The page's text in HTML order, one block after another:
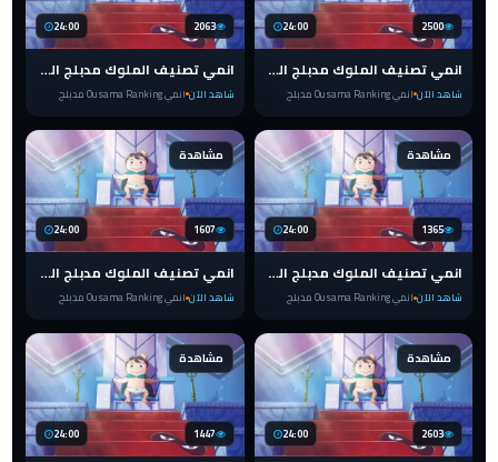
24:00 2500
انمي تصنيف الملوك مدبلج الحلقة 23 Ranking of Kings
شاهد الآن انمي Ousama Ranking مدبلج
24:00 2063
انمي تصنيف الملوك مدبلج الحلقة 22 Ranking of Kings
شاهد الآن انمي Ousama Ranking مدبلج
مشاهدة
24:00 1365
انمي تصنيف الملوك مدبلج الحلقة 21 Ranking of Kings
شاهد الآن انمي Ousama Ranking مدبلج
مشاهدة
24:00 1607
انمي تصنيف الملوك مدبلج الحلقة 20 Ranking of Kings
شاهد الآن انمي Ousama Ranking مدبلج
مشاهدة
24:00 2603
مشاهدة
24:00 1447